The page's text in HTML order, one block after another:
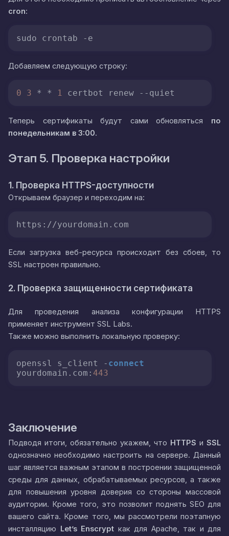
cron:
sudo crontab -e
Добавляем следующую строку:
0 3 * * 1 certbot renew --quiet
Теперь сертификаты будут сами обновляться по
понедельникам в 3:00.
Этап 5. Проверка настройки
1. Проверка HTTPS-доступности
Открываем браузер и переходим на:
https://yourdomain.com
Если загрузка веб-ресурса происходит без сбоев, то
SSL настроен правильно.
2. Проверка защищенности сертификата
Для проведения анализа конфигурации HTTPS
применяет инструмент SSL Labs.
Также можно выполнить локальную проверку:
openssl s_client - connect
yourdomain.com: 443
Заключение
Подводя итоги, обязательно укажем, что HTTPS и SSL
однозначно необходимо настроить на сервере. Данный
шаг является важным этапом в построении защищенной
среды для данных, обрабатываемых ресурсов, а также
для повышения уровня доверия со стороны массовой
аудитории. Кроме того, это позволит поднять SEO для
вашего сайта. Кроме того, мы рассмотрели поэтапную
инсталляцию Let’s Enscrypt как для Apache, так и для